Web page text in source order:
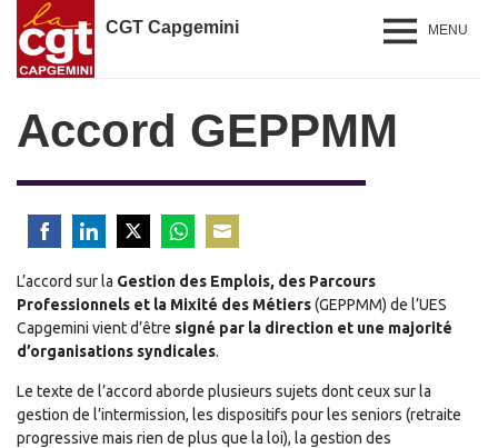
CGT Capgemini MENU
Accord GEPPMM
on
Facebook
on
LinkedIn
on
Twitter
on
WhatsApp
on
Email
L’accord sur la Gestion des Emplois, des Parcours
Professionnels et la Mixité des Métiers(GEPPMM) de l’UES
Capgemini vient d’être signé par la direction et une majorité
d’organisations syndicales.
Le texte de l’accord aborde plusieurs sujets dont ceux sur la
gestion de l’intermission, les dispositifs pour les seniors (retraite
progressive mais rien de plus que la loi), la gestion des